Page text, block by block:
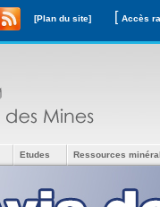
[Plan du site] [
Etudes Ressources